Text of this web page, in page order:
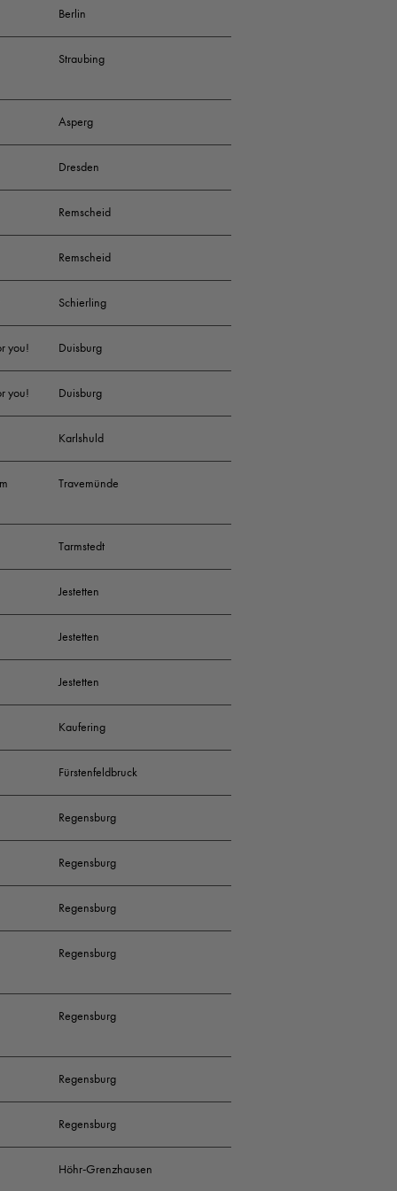
Berlin
Straubing
Asperg
Dresden
Remscheid
Remscheid
Schierling
you! Duisburg
you! Duisburg
Karlshuld
Travemünde
Tarmstedt
Jestetten
Jestetten
Jestetten
Kaufering
Fürstenfeldbruck
Regensburg
Regensburg
Regensburg
Regensburg
Regensburg
Regensburg
Regensburg
Höhr-Grenzhausen